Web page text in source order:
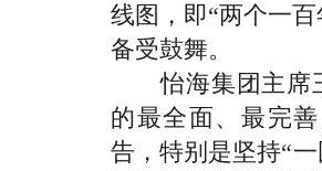
线图，即“两个一
备受鼓舞。
怡海集团主席王
的最全面、最完
告，特别是坚持“